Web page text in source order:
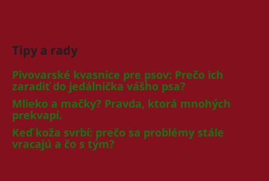
V
ŠŤAVE
8X85G
€6,10
Pôvodne:
€6,50
Tipy a rady
Pivovarské kvasnice pre psov: Prečo ich
zaradiť do jedálnička vášho psa?
Mlieko a mačky? Pravda, ktorá mnohých
prekvapí.
Keď koža svrbí: prečo sa problémy stále
vracajú a čo s tým?